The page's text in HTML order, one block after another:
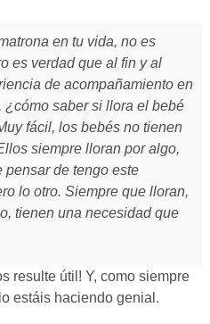
en tu vida, no es
es verdad que al fin y al
de acompañamiento en
saber si llora el bebé
fácil, los bebés no tienen
siempre lloran por algo,
pensar de tengo este
lo otro. Siempre que lloran,
tienen una necesidad que
resulte útil! Y, como siempre
estáis haciendo genial.